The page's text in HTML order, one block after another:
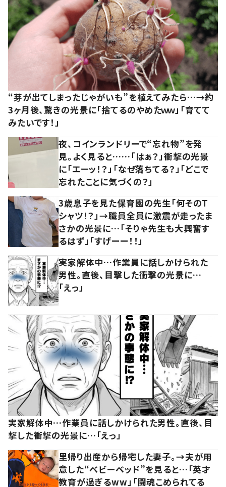
“芽が出てしまったじゃがいも”を植えてみたら…→約
3ヶ月後、驚きの光景に「捨てるのやめたｗｗ」「育てて
みたいです！」
夜、コインランドリーで“忘れ物”を発
見。よく見ると……「はぁ？」衝撃の光景
に「エーッ！？」「なぜ落ちてる？」「どこで
忘れたことに気づくの？」
3歳息子を見た保育園の先生「何そのT
シャツ！？」→職員全員に激震が走ったま
さかの光景に…「そりゃ先生も大興奮す
るはず」「すげーー！！」
実家解体中…作業員に話しかけられた
男性。直後、目撃した衝撃の光景に…
「えっ」
実家解体中…作業員に話しかけられた男性。直後、目
撃した衝撃の光景に…「えっ」
里帰り出産から帰宅した妻子。→夫が用
意した“ベビーベッド”を見ると…「英才
教育が過ぎるww」「闘魂こめられてる